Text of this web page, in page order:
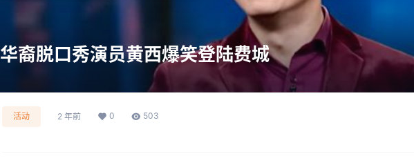
华裔脱口秀演员黄西爆笑登陆费城
活动 2 年前 0 503